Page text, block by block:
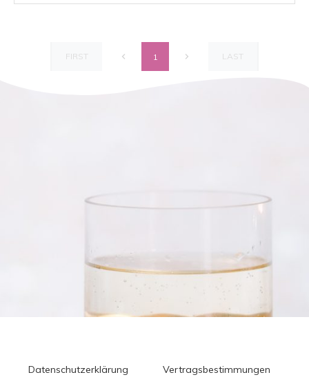
FIRST 1 LAST
Datenschutzerklärung
Vertragsbestimmungen